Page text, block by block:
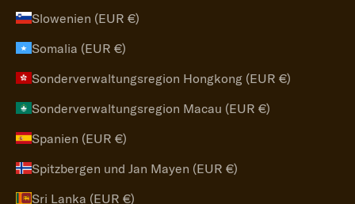
Slowenien (EUR €)
Somalia (EUR €)
Sonderverwaltungsregion Hongkong (EUR €)
Sonderverwaltungsregion Macau (EUR €)
Spanien (EUR €)
Spitzbergen und Jan Mayen (EUR €)
Sri Lanka (EUR €)